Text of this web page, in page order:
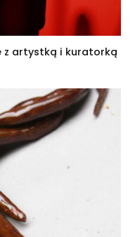
z artystką i kuratorką